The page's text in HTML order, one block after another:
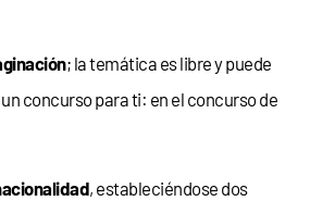
; la temática es libre y puede
concurso para ti: en el concurso de
, estableciéndose dos